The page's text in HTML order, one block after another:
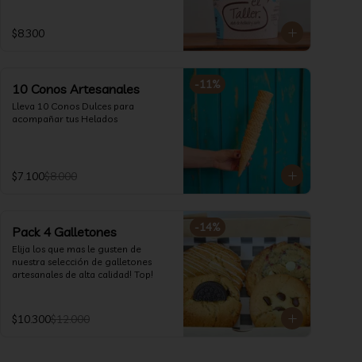
azúcar (550 ml)
$8.300
-11%
10 Conos Artesanales
Lleva 10 Conos Dulces para
acompañar tus Helados
$7.100$8.000
-14%
Pack 4 Galletones
Elija los que mas le gusten de
nuestra selección de galletones
artesanales de alta calidad! Top!
$10.300$12.000